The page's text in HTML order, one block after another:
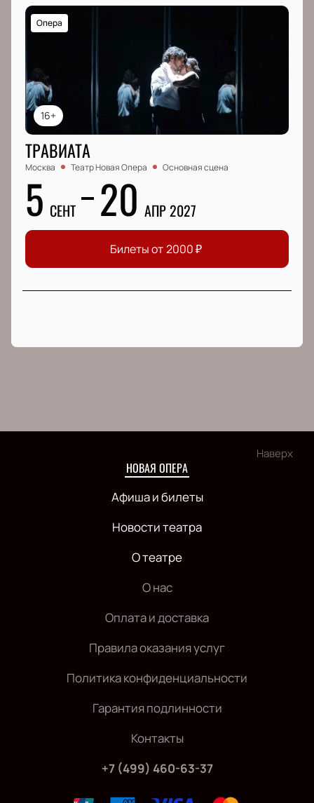
16+
Опера
ТРАВИАТА
Москва Театр Новая Опера Основная сцена
5 СЕНТ 20 АПР 2027
Билеты от 2000₽
Наверх
НОВАЯ ОПЕРА
Афиша и билеты
Новости театра
О театре
О нас
Оплата и доставка
Правила оказания услуг
Политика конфиденциальности
Гарантия подлинности
Контакты
+7 (499) 460-63-37